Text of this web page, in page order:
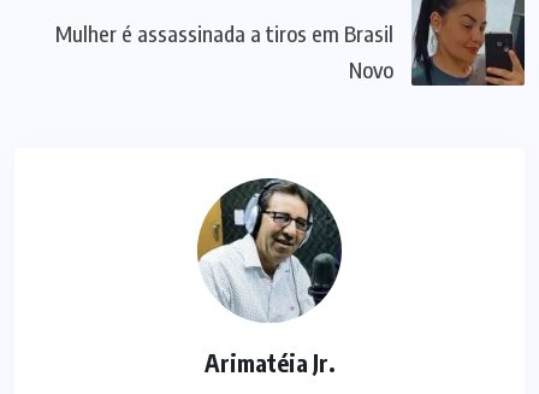
Mulher é assassinada a tiros em Brasil
Novo
Arimatéia Jr.